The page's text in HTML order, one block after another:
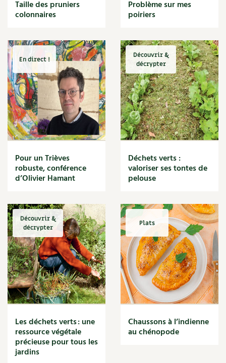
Cuisine saine
Décoration
DIY
Eau
Énergie
Enfants
Expérimentation
Fleur
Jardin bio
Légumes
Légumineuse
Maïs doux
Maison saine
Mare
Marie Chioca
Marmite
Massage
Matériaux
Maux
Méditerranéen
Menace
Mésange
Microflore
Migraine
Mode de culture
Montagne
Taille des pruniers
colonnaires
Problème sur mes
poiriers
En direct !
Pour un Trièves
robuste, conférence
d’Olivier Hamant
Découvrir &
décrypter
Déchets verts :
valoriser ses tontes de
pelouse
Découvrir &
décrypter
Les déchets verts : une
ressource végétale
précieuse pour tous les
jardins
Plats
Chaussons à l’indienne
au chénopode